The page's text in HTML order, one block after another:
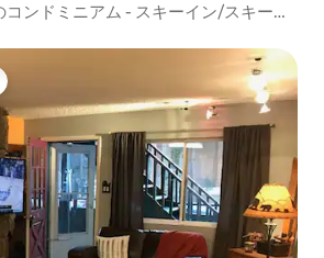
ンドミニアム - スキーイン/スキーア
スです。